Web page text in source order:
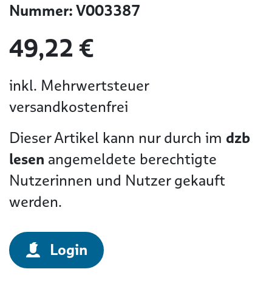
Nummer: V003387
49,22 €
inkl. Mehrwertsteuer
versandkostenfrei
Dieser Artikel kann nur durch im dzb
lesen angemeldete berechtigte
Nutzerinnen und Nutzer gekauft
werden.
Login